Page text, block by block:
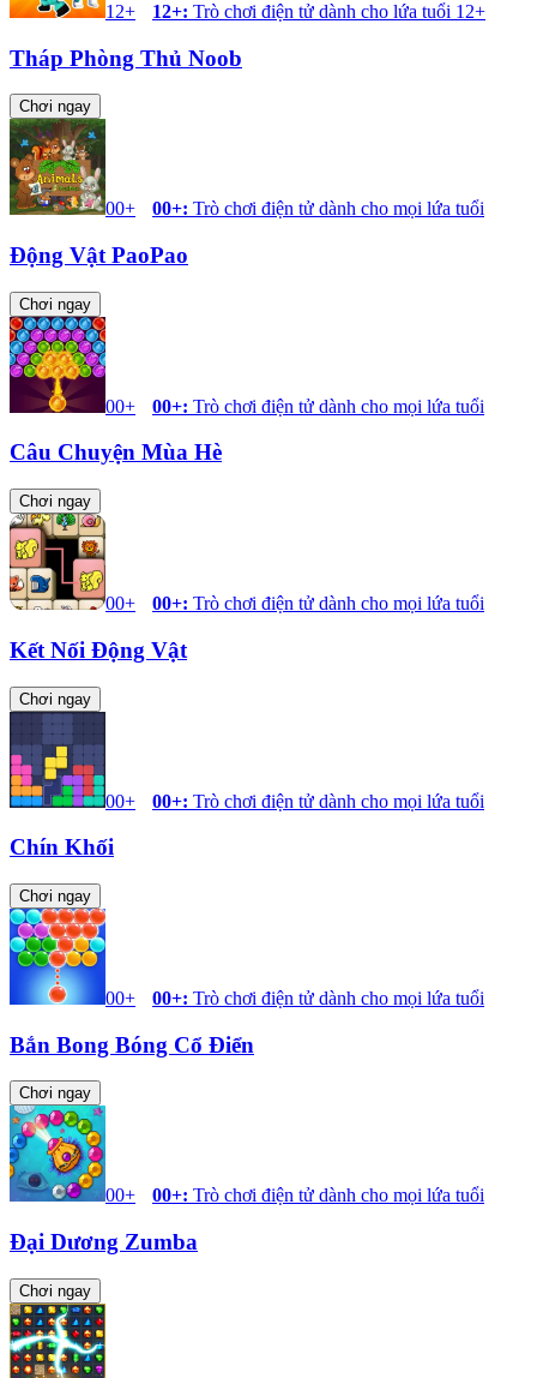
12+ 12+: Trò chơi điện tử dành cho lứa tuổi 12+
Tháp Phòng Thủ Noob
Chơi ngay
00+ 00+: Trò chơi điện tử dành cho mọi lứa tuổi
Động Vật PaoPao
Chơi ngay
00+ 00+: Trò chơi điện tử dành cho mọi lứa tuổi
Câu Chuyện Mùa Hè
Chơi ngay
00+ 00+: Trò chơi điện tử dành cho mọi lứa tuổi
Kết Nối Động Vật
Chơi ngay
00+ 00+: Trò chơi điện tử dành cho mọi lứa tuổi
Chín Khối
Chơi ngay
00+ 00+: Trò chơi điện tử dành cho mọi lứa tuổi
Bắn Bong Bóng Cổ Điển
Chơi ngay
00+ 00+: Trò chơi điện tử dành cho mọi lứa tuổi
Đại Dương Zumba
Chơi ngay